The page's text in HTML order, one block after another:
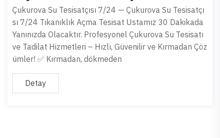
Çukurova Su Tesisatçısı 7/24 — Çukurova Su Tesisatçı
sı 7/24 Tıkanıklık Açma Tesisat Ustamız 30 Dakikada
Yanınızda Olacaktır. Profesyonel Çukurova Su Tesisatı
ve Tadilat Hizmetleri – Hızlı, Güvenilir ve Kırmadan Çöz
ümler! ✅ Kırmadan, dökmeden
Detay